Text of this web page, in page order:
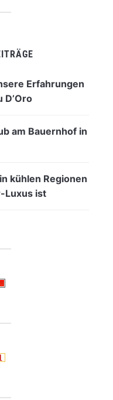
Erfahrungen
D’Oro
am Bauernhof in
kühlen Regionen
Luxus ist